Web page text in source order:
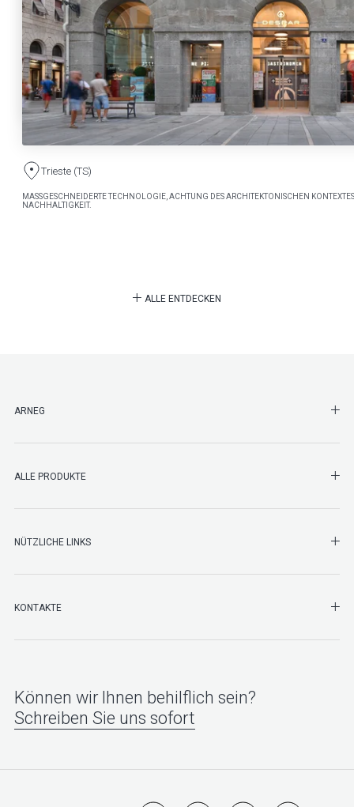
Trieste (TS)
MASSGESCHNEIDERTE TECHNOLOGIE, ACHTUNG DES ARCHITEKTONISCHEN
NACHHALTIGKEIT.
ALLE ENTDECKEN
ARNEG
ALLE PRODUKTE
NÜTZLICHE LINKS
KONTAKTE
Können wir Ihnen behilflich sein?
Schreiben Sie uns sofort